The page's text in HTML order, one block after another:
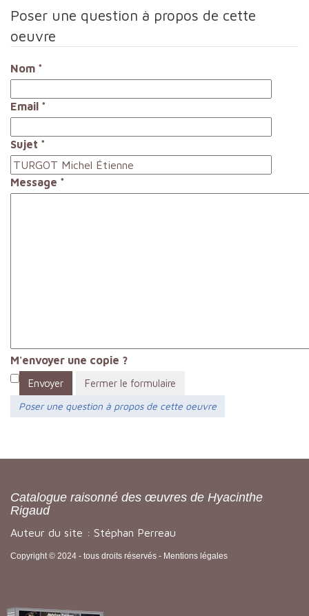
Poser une question à propos de cette
oeuvre
Nom *
Email *
Sujet *
Message *
M'envoyer une copie ?
Envoyer
Fermer le formulaire
Poser une question à propos de cette oeuvre
Catalogue raisonné des œuvres de Hyacinthe
Rigaud
Auteur du site : Stéphan Perreau
Copyright © 2024 - tous droits réservés - Mentions légales